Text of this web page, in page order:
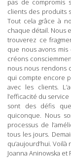
pas de compromis
clients des produits
Tout cela grâce à
chaque détail. Nous
trouverez ce
que nous avons mis
créons
nous nous rendons
qui compte encore
avec les clients.
l’efficacité du
sont des défis
quiconque. Nous
processus de
tous les jours.
qu’aujourd’hui.
Joanna Aninowska et